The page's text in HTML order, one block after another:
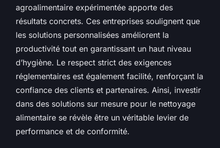
agroalimentaire expérimentée apporte des
résultats concrets. Ces entreprises soulignent que
les solutions personnalisées améliorent la
productivité tout en garantissant un haut niveau
d’hygiène. Le respect strict des exigences
réglementaires est également facilité, renforçant la
confiance des clients et partenaires. Ainsi, investir
dans des solutions sur mesure pour le nettoyage
alimentaire se révèle être un véritable levier de
performance et de conformité.